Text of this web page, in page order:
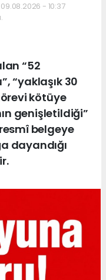
- 10:37
“52
“yaklaşık 30
kötüye
genişletildiği”
belgeye
dayandığı